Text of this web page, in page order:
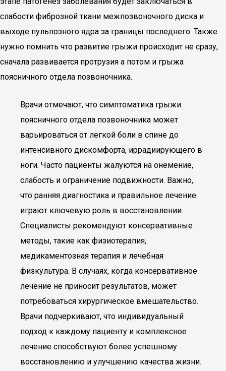
слабости фиброзной ткани межпозвоночного диска и
выходе пульпозного ядра за границы последнего. Также
нужно помнить что развитие грыжи происходит не сразу,
сначала развивается протрузия а потом и грыжа
поясничного отдела позвоночника.
Врачи отмечают, что симптоматика грыжи
поясничного отдела позвоночника может
варьироваться от легкой боли в спине до
интенсивного дискомфорта, иррадиирующего в
ноги. Часто пациенты жалуются на онемение,
слабость и ограничение подвижности. Важно,
что ранняя диагностика и правильное лечение
играют ключевую роль в восстановлении.
Специалисты рекомендуют консервативные
методы, такие как физиотерапия,
медикаментозная терапия и лечебная
физкультура. В случаях, когда консервативное
лечение не приносит результатов, может
потребоваться хирургическое вмешательство.
Врачи подчеркивают, что индивидуальный
подход к каждому пациенту и комплексное
лечение способствуют более успешному
восстановлению и улучшению качества жизни.